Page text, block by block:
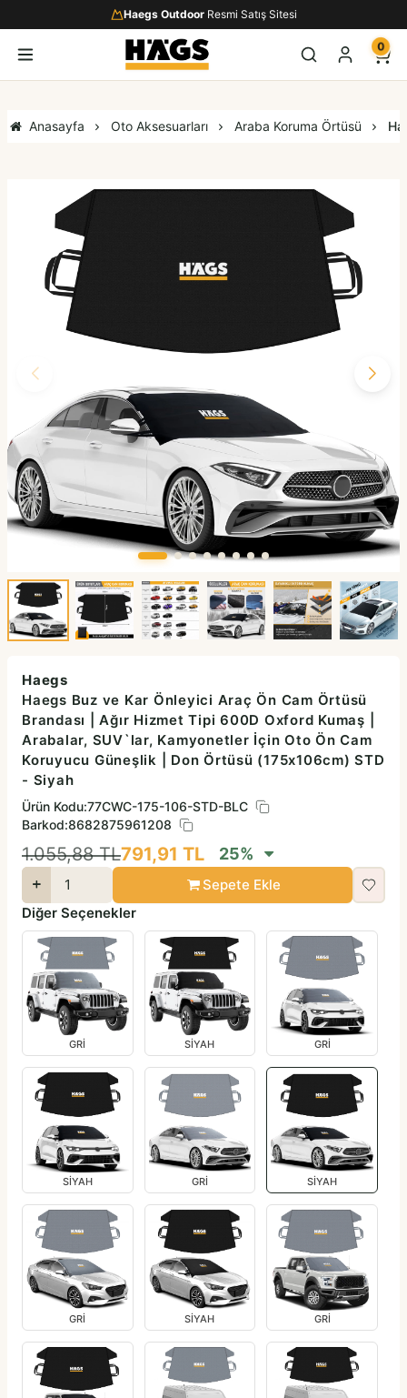
Haegs OutdoorResmi Satış Sitesi
0
Anasayfa Oto Aksesuarları Araba Koruma Örtüsü
Haegs
Haegs Buz ve Kar Önleyici Araç Ön Cam Örtüsü
Brandası | Ağır Hizmet Tipi 600D Oxford Kumaş |
Arabalar, SUV`lar, Kamyonetler İçin Oto Ön Cam
Koruyucu Güneşlik | Don Örtüsü (175x106cm) STD
- Siyah
Ürün Kodu:77CWC-175-106-STD-BLC
Barkod:8682875961208
1.055,88 TL791,91 TL 25%
Sepete Ekle
Diğer Seçenekler
GRİ SİYAH GRİ
SİYAH GRİ SİYAH
GRİ SİYAH GRİ